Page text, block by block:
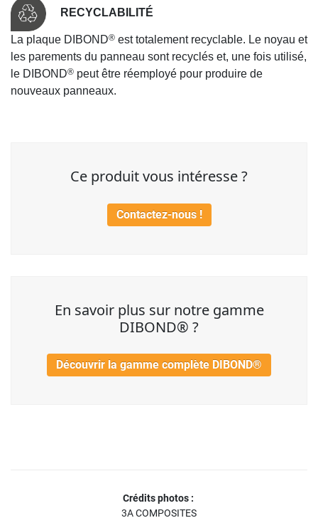
RECYCLABILITÉ
La plaque DIBOND® est totalement recyclable. Le noyau et
les parements du panneau sont recyclés et, une fois utilisé,
le DIBOND® peut être réemployé pour produire de
nouveaux panneaux.
Ce produit vous intéresse ?
Contactez-nous !
En savoir plus sur notre gamme
DIBOND® ?
Découvrir la gamme complète DIBOND®
Crédits photos :
3A COMPOSITES